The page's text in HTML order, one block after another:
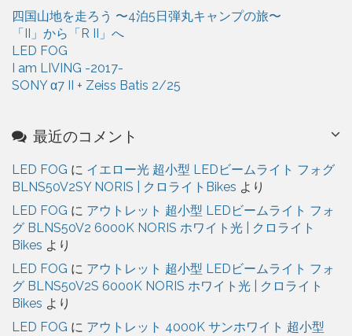
四国山地を走ろう 〜4泊5日弾丸キャンプの旅〜
「II」から「R II」へ
LED FOG
I am LIVING -2017-
SONY α7 II + Zeiss Batis 2/25
最近のコメント
LED FOG に イエロー光 超小型 LEDビームライト フォグ
BLNS50V2SY NORIS | クロライトBikes より
LED FOG に アウトレット 超小型 LEDビームライト フォ
グ BLNS50V2 6000K NORIS ホワイト光 | クロライト
Bikes より
LED FOG に アウトレット 超小型 LEDビームライト フォ
グ BLNS50V2S 6000K NORIS ホワイト光 | クロライト
Bikes より
LED FOG に アウトレット 4000K サンホワイト 超小型